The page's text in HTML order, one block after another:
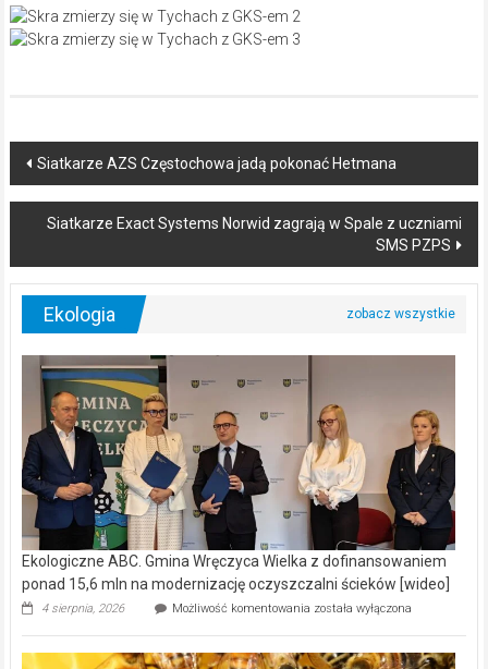
Post
navigation
Siatkarze AZS Częstochowa jadą pokonać Hetmana
Siatkarze Exact Systems Norwid zagrają w Spale z uczniami
SMS PZPS
Ekologia
Ekologiczne ABC. Gmina Wręczyca Wielka z dofinansowaniem
ponad 15,6 mln na modernizację oczyszczalni ścieków [wideo]
4 sierpnia, 2026 Możliwość komentowania Ekologiczne
Wręczyca
została wyłączona